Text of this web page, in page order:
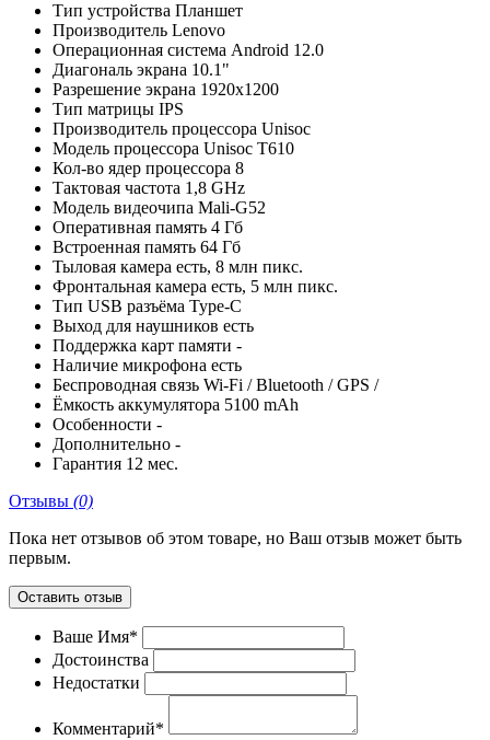
Тип устройства Планшет
Производитель Lenovo
Операционная система Android 12.0
Диагональ экрана 10.1"
Разрешение экрана 1920x1200
Тип матрицы IPS
Производитель процессора Unisoc
Модель процессора Unisoc T610
Кол-во ядер процессора 8
Тактовая частота 1,8 GHz
Модель видеочипа Mali-G52
Оперативная память 4 Гб
Встроенная память 64 Гб
Тыловая камера есть, 8 млн пикс.
Фронтальная камера есть, 5 млн пикс.
Тип USB разъёма Type-C
Выход для наушников есть
Поддержка карт памяти -
Наличие микрофона есть
Беспроводная связь Wi-Fi / Bluetooth / GPS /
Ёмкость аккумулятора 5100 mAh
Особенности -
Дополнительно -
Гарантия 12 мес.
Отзывы (0)
Пока нет отзывов об этом товаре, но Ваш отзыв может быть
первым.
Оставить отзыв
Ваше Имя*
Достоинства
Недостатки
Комментарий*